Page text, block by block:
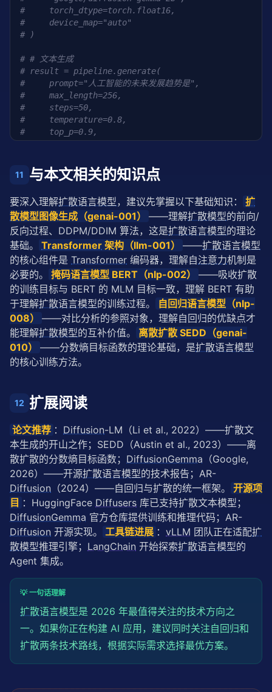
#     torch_dtype=torch.float16,
#     device_map="auto"
# )
# # 文本生成
# result = pipeline.generate(
#     prompt="人工智能的未来发展趋势是",
#     max_length=256,
#     steps=50,
#     temperature=0.8,
#     top_p=0.9,
# print(result.text)
# edit_result = pipeline.edit(
#     text="...",
#     mask="...[MASK]...",
#     steps=20
# )
11 与本文相关的知识点
要深入理解扩散语言模型，建议先掌握以下基础知识：
扩
散模型图像生成（genai-001） ——理解扩散模型的前向/
反向过程、DDPM/DDIM 算法，这是扩散语言模型的理论
基础。
Transformer 架构（llm-001） ——扩散语言模型
的核心组件是 Transformer 编码器，理解自注意力机制是
必要的。
掩码语言模型 BERT（nlp-002）
——吸收扩散
的训练目标与 BERT 的 MLM 目标一致，理解 BERT 有助
于理解扩散语言模型的训练过程。 自回归语言模型 （nlp-
008）
——对比分析的参照对象，理解自回归的优缺点才
能理解扩散模型的互补价值。
离散扩散 SEDD（genai-
010）
——分数熵目标函数的理论基础，是扩散语言模型
的核心训练方法。
12 扩展阅读
论文推荐 ： Diffusion-LM（Li et al., 2022）——扩散文
本生成的开山之作；SEDD（Austin et al., 2023）——离
散扩散的分数熵目标函数； DiffusionGemma （Google,
2026）——开源扩散语言模型的技术报告；AR-
Diffusion （2024）——自回归与扩散的统一框架。
开源项
目 ：HuggingFace Diffusers 库已支持扩散文本模型；
DiffusionGemma 官方仓库提供训练和推理代码；AR-
Diffusion 开源实现。 工具链进展 ： vLLM 团队正在适配扩
散模型推理引擎； LangChain 开始探索扩散语言模型的
Agent 集成。
💡 一句话理解
扩散语言模型是 2026 年最值得关注的技术方向之
一。如果你正在构建 AI 应用，建议同时关注自回归和
扩散两条技术路线，根据实际需求选择最优方案。